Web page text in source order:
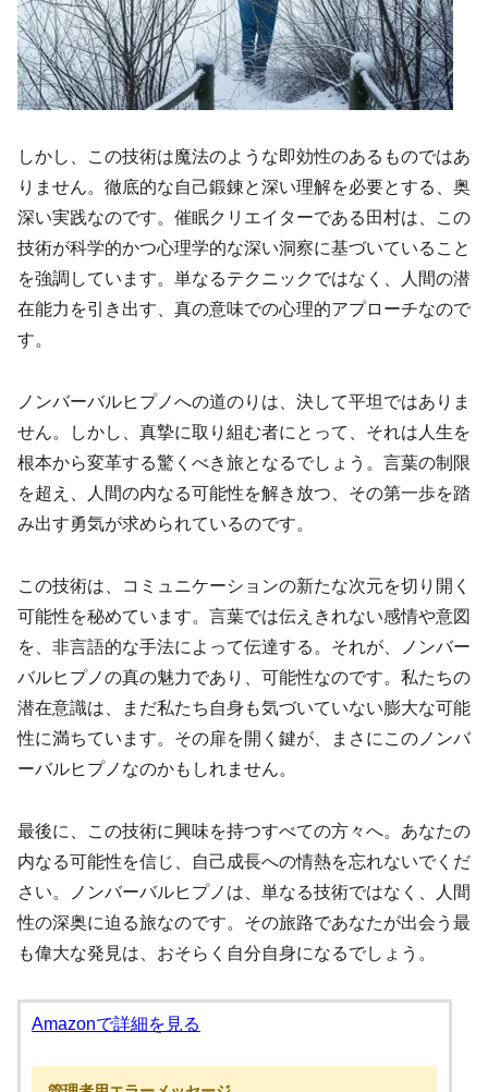
しかし、この技術は魔法のような即効性のあるものではあ
りません。徹底的な自己鍛錬と深い理解を必要とする、奥
深い実践なのです。催眠クリエイターである田村は、この
技術が科学的かつ心理学的な深い洞察に基づいていること
を強調しています。単なるテクニックではなく、人間の潜
在能力を引き出す、真の意味での心理的アプローチなので
す。
ノンバーバルヒプノへの道のりは、決して平坦ではありま
せん。しかし、真摯に取り組む者にとって、それは人生を
根本から変革する驚くべき旅となるでしょう。言葉の制限
を超え、人間の内なる可能性を解き放つ、その第一歩を踏
み出す勇気が求められているのです。
この技術は、コミュニケーションの新たな次元を切り開く
可能性を秘めています。言葉では伝えきれない感情や意図
を、非言語的な手法によって伝達する。それが、ノンバー
バルヒプノの真の魅力であり、可能性なのです。私たちの
潜在意識は、まだ私たち自身も気づいていない膨大な可能
性に満ちています。その扉を開く鍵が、まさにこのノンバ
ーバルヒプノなのかもしれません。
最後に、この技術に興味を持つすべての方々へ。あなたの
内なる可能性を信じ、自己成長への情熱を忘れないでくだ
さい。ノンバーバルヒプノは、単なる技術ではなく、人間
性の深奥に迫る旅なのです。その旅路であなたが出会う最
も偉大な発見は、おそらく自分自身になるでしょう。
Amazonで詳細を見る